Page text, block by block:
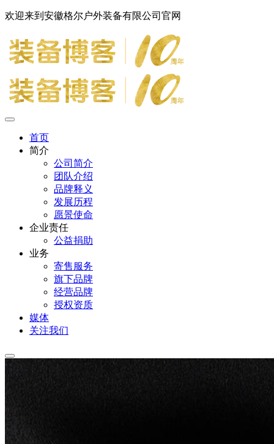
欢迎来到安徽格尔户外装备有限公司官网
首页
简介
公司简介
团队介绍
品牌释义
发展历程
愿景使命
企业责任
公益捐助
业务
寄售服务
旗下品牌
经营品牌
授权资质
媒体
关注我们